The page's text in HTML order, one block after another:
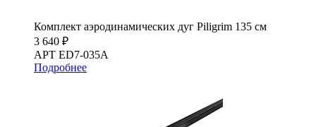
Комплект аэродинамических дуг Piligrim 135 см
3 640 ₽
АРТ ED7-035A
Подробнее